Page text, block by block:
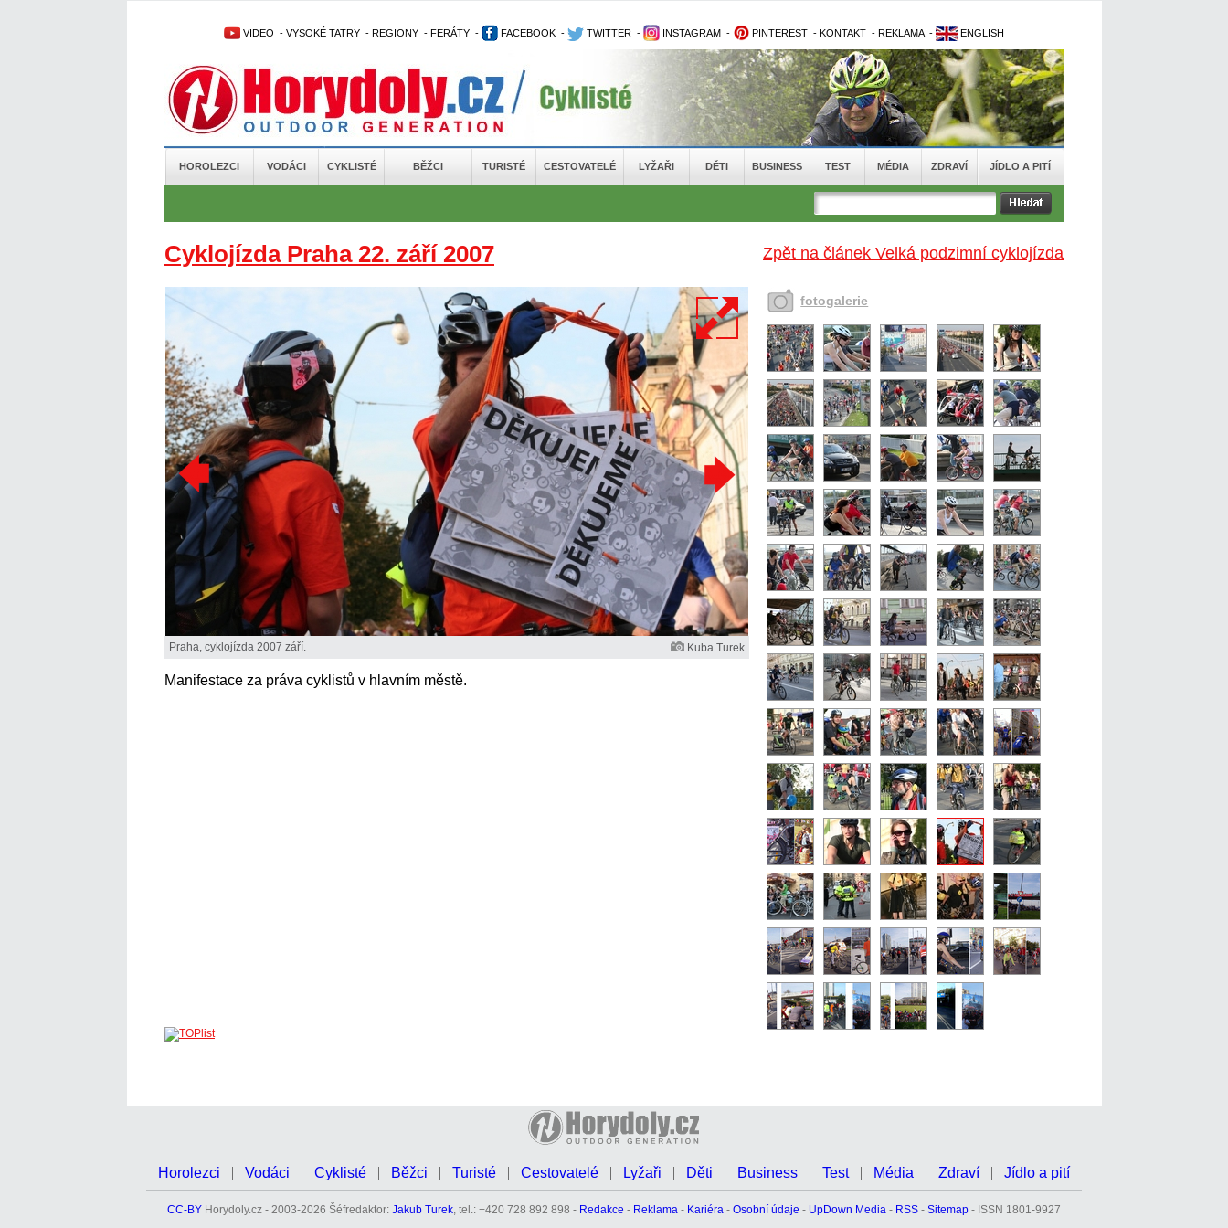
VIDEO - VYSOKÉ TATRY - REGIONY - FERÁTY - FACEBOOK - TWITTER - INSTAGRAM - PINTEREST - KONTAKT - REKLAMA - ENGLISH
HOROLEZCI VODÁCI CYKLISTÉ BĚŽCI TURISTÉ CESTOVATELÉ LYŽAŘI DĚTI BUSINESS TEST MÉDIA ZDRAVÍ JÍDLO A PITÍ
Zpět na článek Velká podzimní cyklojízda
Cyklojízda Praha 22. září 2007
Praha, cyklojízda 2007 září. Kuba Turek
Manifestace za práva cyklistů v hlavním městě.
fotogalerie
Horolezci Vodáci Cyklisté Běžci Turisté Cestovatelé Lyžaři Děti Business Test Média Zdraví Jídlo a pití
CC-BY Horydoly.cz - 2003-2026 Šéfredaktor: Jakub Turek, tel.: +420 728 892 898 - Redakce - Reklama - Kariéra - Osobní údaje - UpDown Media - RSS - Sitemap - ISSN 1801-9927